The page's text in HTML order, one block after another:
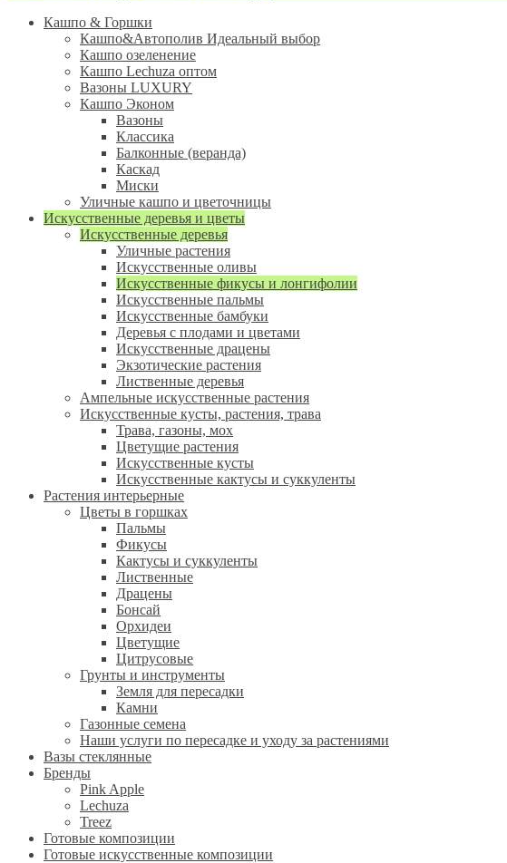
Кашпо & Горшки
Кашпо&Автополив Идеальный выбор
Кашпо озеленение
Кашпо Lechuza оптом
Вазоны LUXURY
Кашпо Эконом
Вазоны
Классика
Балконные (веранда)
Каскад
Миски
Уличные кашпо и цветочницы
Искусственные деревья и цветы
Искусственные деревья
Уличные растения
Искусственные оливы
Искусственные фикусы и лонгифолии
Искусственные пальмы
Искусственные бамбуки
Деревья с плодами и цветами
Искусственные драцены
Экзотические растения
Лиственные деревья
Ампельные искусственные растения
Искусственные кусты, растения, трава
Трава, газоны, мох
Цветущие растения
Искусственные кусты
Искусственные кактусы и суккуленты
Растения интерьерные
Цветы в горшках
Пальмы
Фикусы
Кактусы и суккуленты
Лиственные
Драцены
Бонсай
Орхидеи
Цветущие
Цитрусовые
Грунты и инструменты
Земля для пересадки
Камни
Газонные семена
Наши услуги по пересадке и уходу за растениями
Вазы стеклянные
Бренды
Pink Apple
Lechuza
Treez
Готовые композиции
Готовые искусственные композиции